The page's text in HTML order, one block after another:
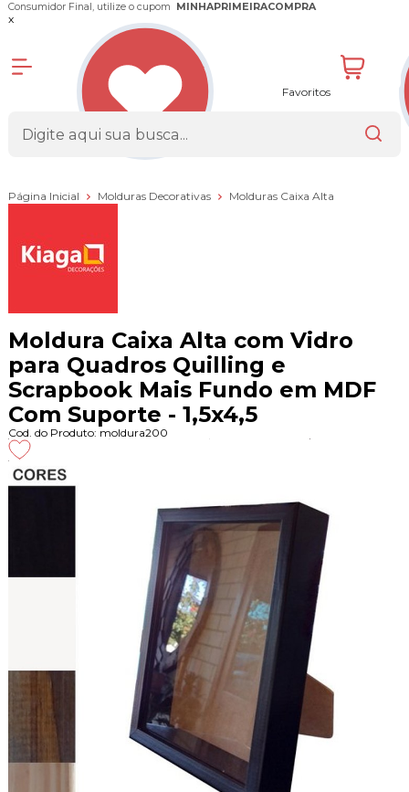
Consumidor Final, utilize o cupom MINHAPRIMEIRACOMPRA
x
Favoritos
Página Inicial Molduras Decorativas Molduras Caixa Alta
Moldura Caixa Alta com Vidro
para Quadros Quilling e
Scrapbook Mais Fundo em MDF
Com Suporte - 1,5x4,5
Cod. do Produto: moldura200